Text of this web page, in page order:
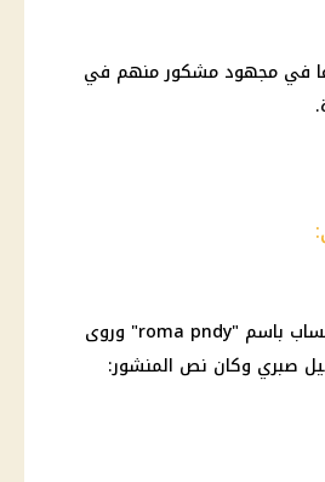
في مجهود مشكور منهم في
بدأ الأمر بمنشور نشره حساب باسم "roma pndy" وروى
صبري وكان نص المنشور: